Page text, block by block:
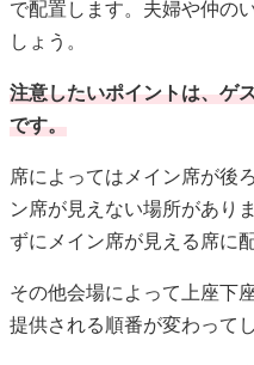
ずにメイン席が見える席に
提供される順番が変わって
ーさんに確認をするように
長テーブルくし型